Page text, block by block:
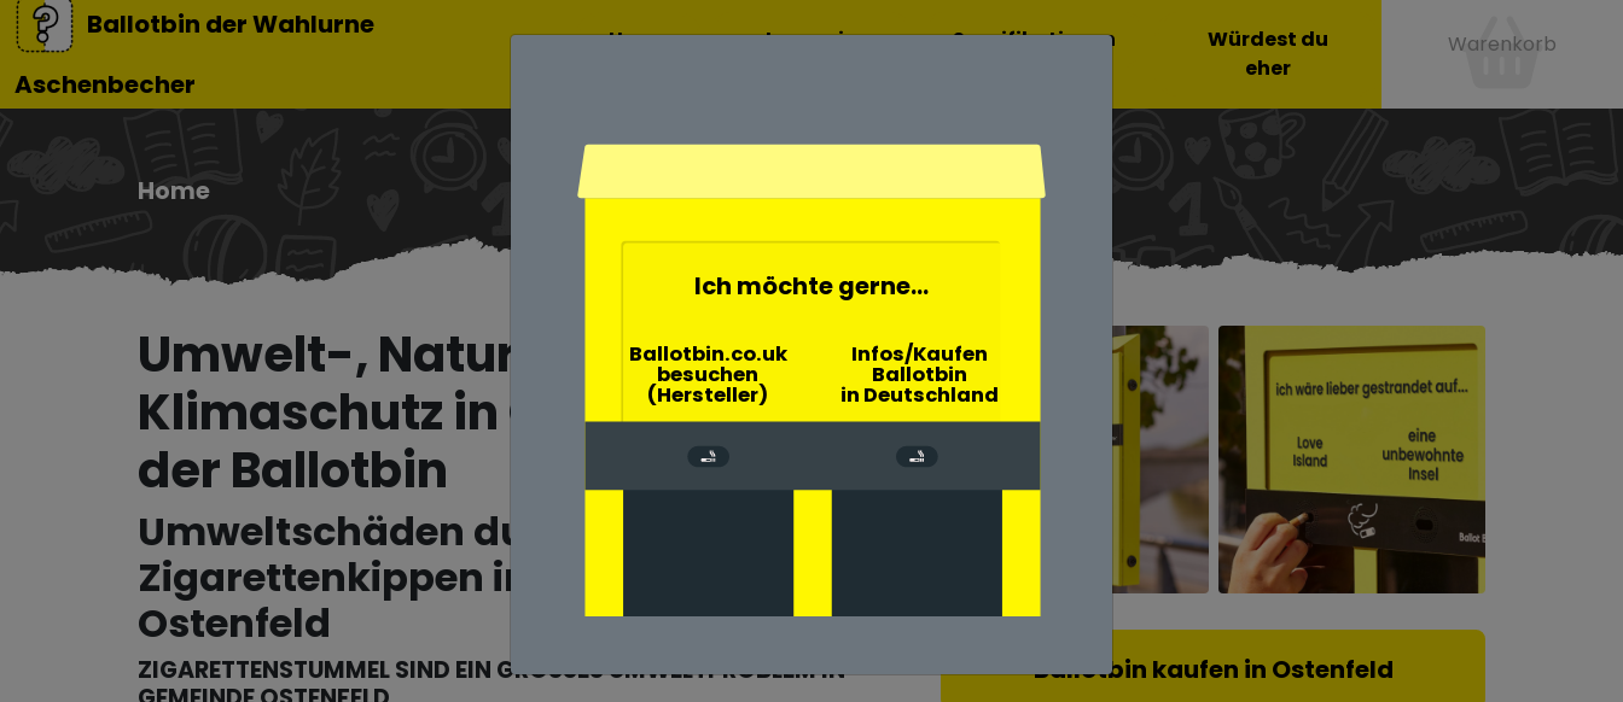
Ballotbin der Wahlurne
Aschenbecher
Home
Lesen sie
Spezifikationen
Würdest du
eher
Warenkorb
Home
Umwelt-, Natur- und
Klimaschutz in Ostenfeld mit
der Ballotbin
Umweltschäden durch
Zigarettenkippen in Gemeinde
Ostenfeld
ZIGARETTENSTUMMEL SIND EIN GROSSES UMWELTPROBLEM IN G
Ballotbin kaufen in Ostenfeld
Ich möchte gerne...
Ballotbin.co.uk
besuchen
(Hersteller)
Infos/Kaufen
Ballotbin
in Deutschland